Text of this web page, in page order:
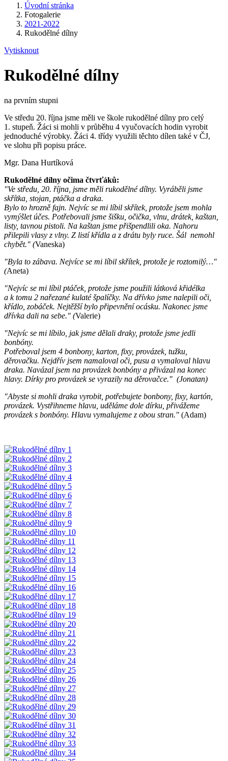
Úvodní stránka
Fotogalerie
2021-2022
Rukodělné dílny
Vytisknout
Rukodělné dílny
na prvním stupni
Ve středu 20. října jsme měli ve škole rukodělné dílny pro celý
1. stupeň. Žáci si mohli v průběhu 4 vyučovacích hodin vyrobit
jednoduché výrobky. Žáci 4. třídy využili těchto dílen také v ČJ,
ve slohu při popisu práce.
Mgr. Dana Hurtíková
Rukodělné dílny očima čtvrťáků:
"Ve středu, 20. října, jsme měli rukodělné dílny. Vyráběli jsme
skřítka, stojan, ptáčka a draka.
Bylo to hrozně fajn. Nejvíc se mi líbil skřítek, protože jsem mohla
vymýšlet účes. Potřebovali jsme šišku, očička, vlnu, drátek, kaštan,
listy, tavnou pistoli. Na kaštan jsme přišpendlili oka. Nahoru
přilepili vlasy z vlny. Z listí křídla a z drátu byly ruce. Šál nemohl
chybět." (Vaneska)
"Byla to zábava. Nejvíce se mi líbil skřítek, protože je roztomilý…"
(Aneta)
"Nejvíc se mi líbil ptáček, protože jsme použili látková křidélka
a k tomu 2 nařezané kulaté špalíčky. Na dřívko jsme nalepili oči,
křídlo, zobáček. Nejtěžší bylo připevnění ocásku. Nakonec jsme
dřívka dali na sebe." (Valerie)
"Nejvíc se mi líbilo, jak jsme dělali draky, protože jsme jedli
bonbóny.
Potřeboval jsem 4 bonbony, karton, fixy, provázek, tužku,
děrovačku. Nejdřív jsem namaloval oči, pusu a vymaloval hlavu
draka. Navázal jsem na provázek bonbóny a přivázal na konec
hlavy. Dírky pro provázek se vyrazily na děrovačce." (Jonatan)
"Abyste si mohli draka vyrobit, potřebujete bonbony, fixy, kartón,
provázek. Vystřihneme hlavu, uděláme dole dírku, přivážeme
provázek s bonbóny. Hlavu vymalujeme z obou stran." (Adam)